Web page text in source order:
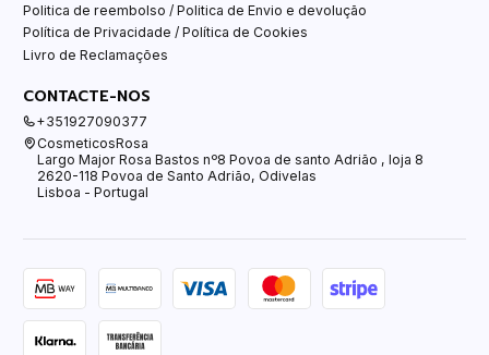
Politica de reembolso / Politica de Envio e devolução
Política de Privacidade / Política de Cookies
Livro de Reclamações
CONTACTE-NOS
+351927090377
CosmeticosRosa
Largo Major Rosa Bastos nº8 Povoa de santo Adrião , loja 8
2620-118 Povoa de Santo Adrião, Odivelas
Lisboa - Portugal